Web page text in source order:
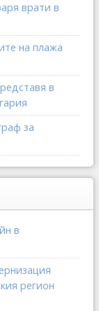
врати в
на плажа
в
за
в
регион